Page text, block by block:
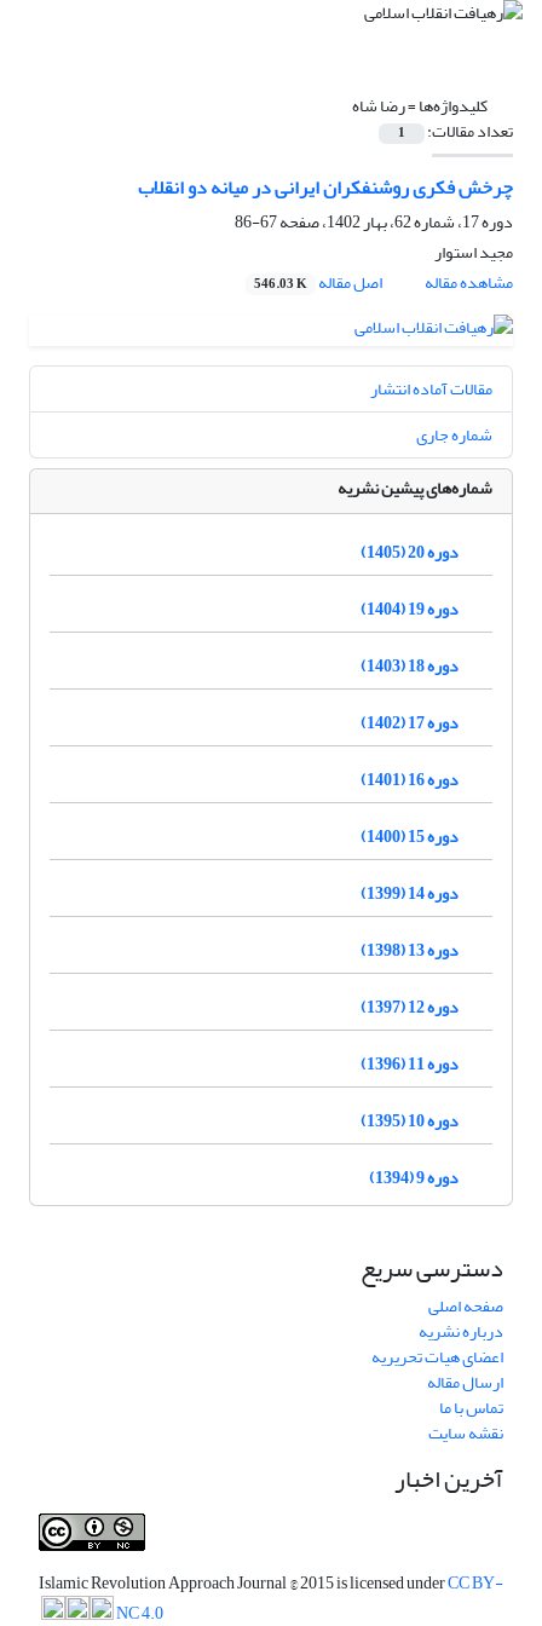
کلیدواژه‌ها =رضا شاه
تعداد مقالات: 1
چرخش فکری روشنفکران ایرانی در میانه دو انقلاب
دوره 17، شماره 62، بهار 1402، صفحه
67-86
مجید استوار
مشاهده مقاله
اصل مقاله 546.03 K
مقالات آماده انتشار
شماره جاری
شماره‌های پیشین نشریه
دوره 20 (1405)
دوره 19 (1404)
دوره 18 (1403)
دوره 17 (1402)
دوره 16 (1401)
دوره 15 (1400)
دوره 14 (1399)
دوره 13 (1398)
دوره 12 (1397)
دوره 11 (1396)
دوره 10 (1395)
دوره 9 (1394)
دسترسی سریع
صفحه اصلی
درباره نشریه
اعضای هیات تحریریه
ارسال مقاله
تماس با ما
نقشه سایت
آخرین اخبار
Islamic Revolution Approach Journal© 2015 is licensed underCC BY-
NC 4.0